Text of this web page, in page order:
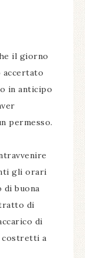
il giorno
accertato
in anticipo
permesso.
gli orari
buona
di
di
costretti a